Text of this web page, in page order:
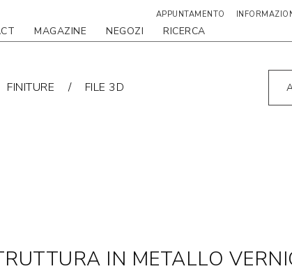
MAGAZINE NEGOZI RICERCA
APPUNTAMENTO
FINITURE FILE 3D
IN METALLO